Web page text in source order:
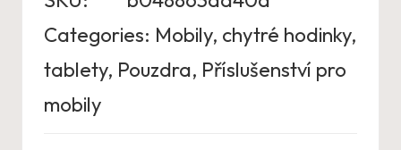
Categories: Mobily, chytré hodinky,
tablety, Pouzdra, Příslušenství pro
mobily